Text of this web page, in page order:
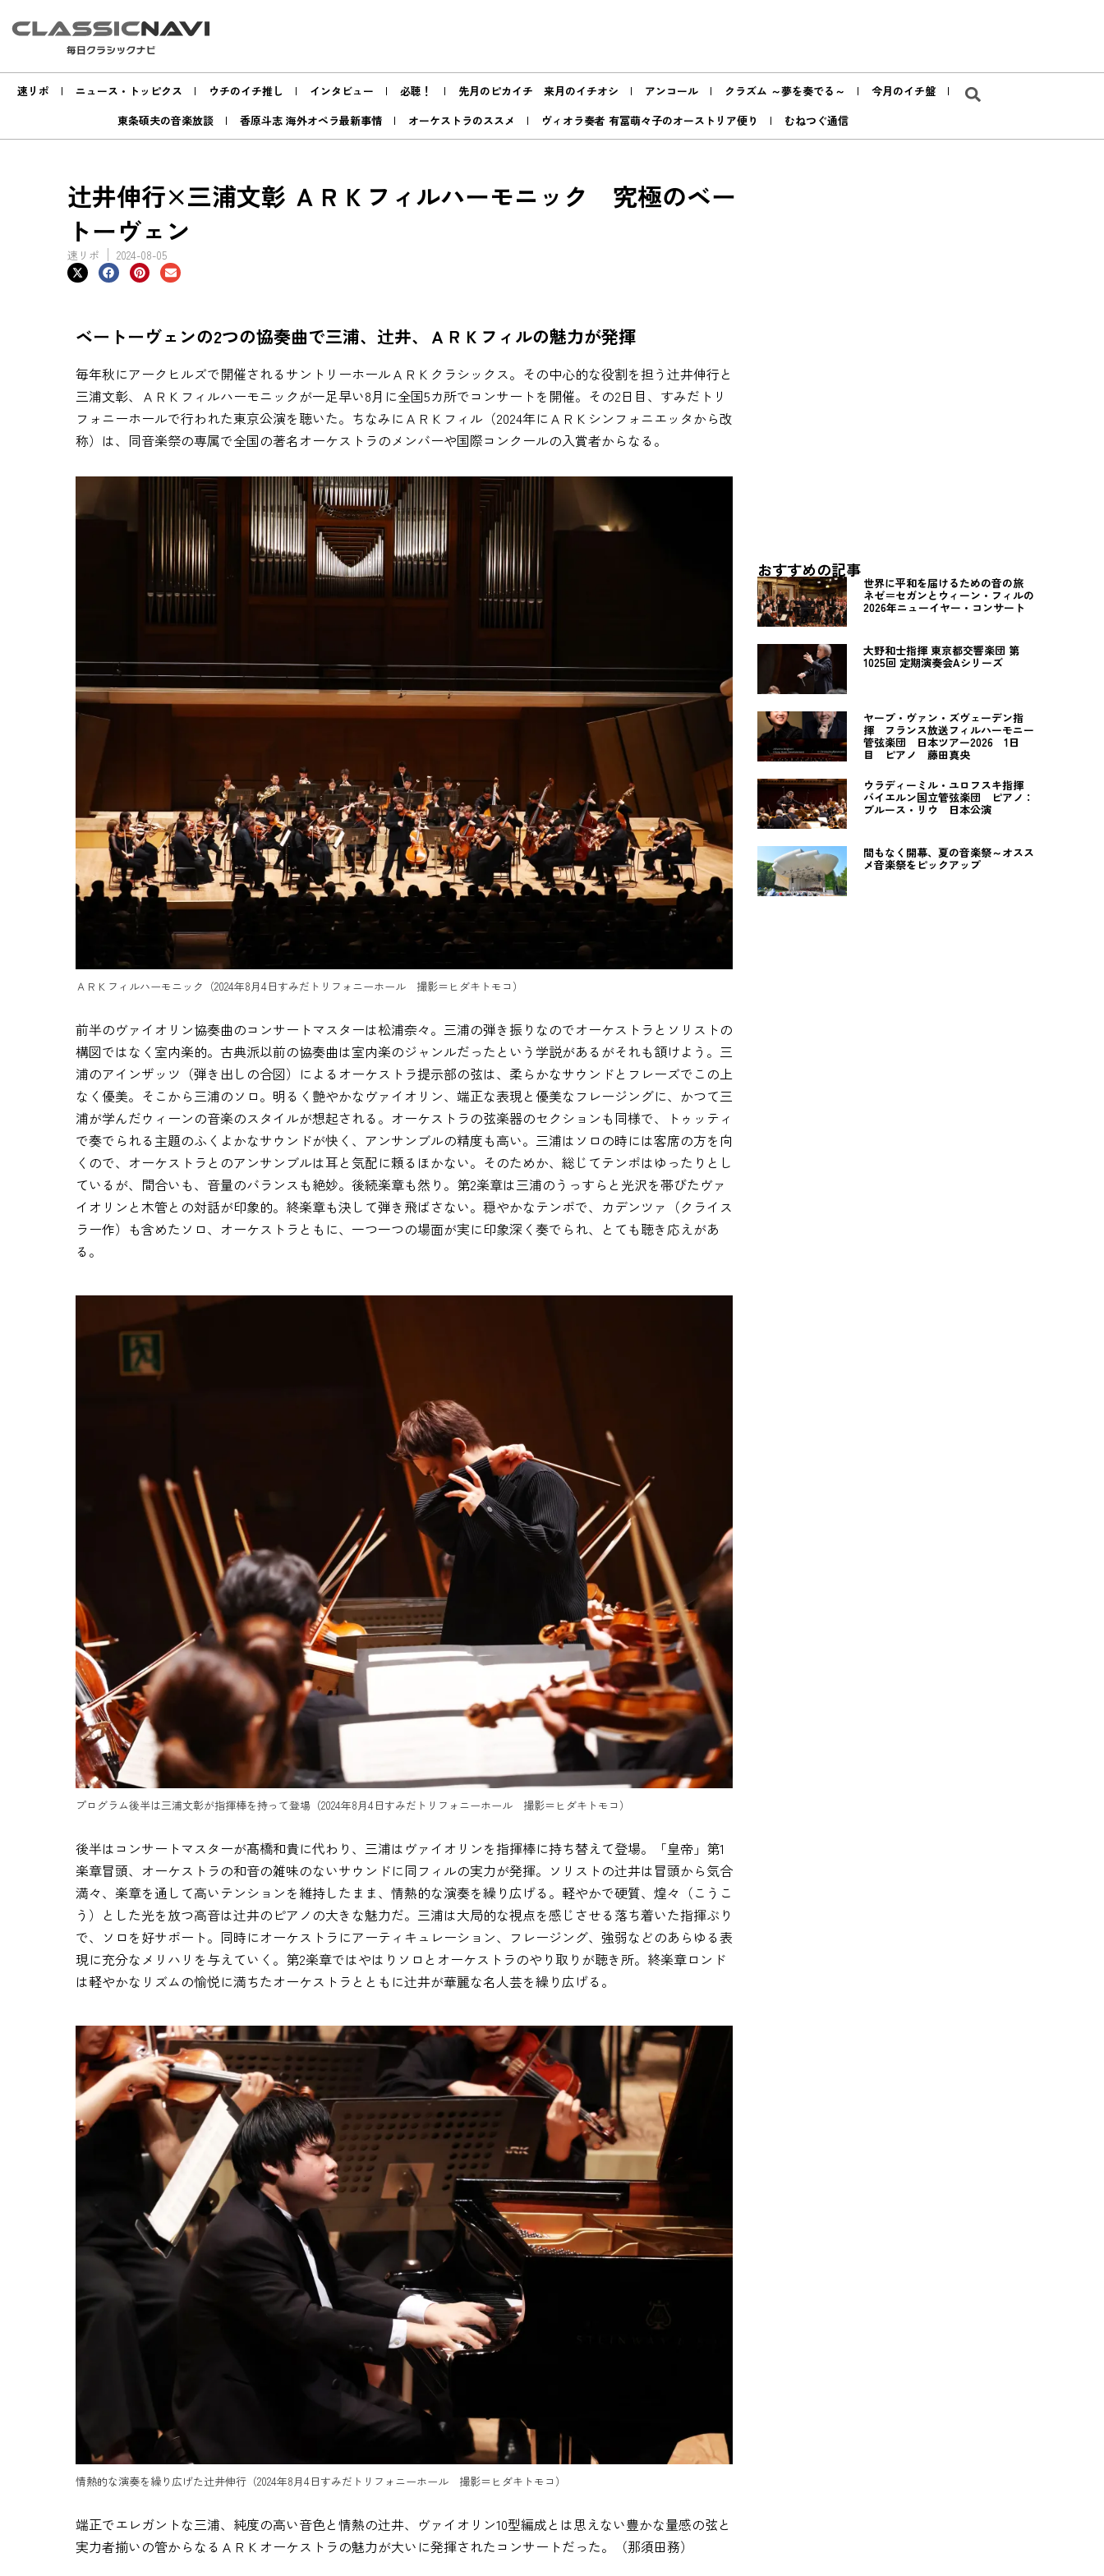
速リポ ニュース・トッピクス ウチのイチ推し インタビュー 必聴！ 先月のピカイチ 来月のイチオシ アンコール クラズム ～夢を奏でる～
今月のイチ盤
東条碩夫の音楽放談
香原斗志 海外オペラ最新事情 オーケストラのススメ ヴィオラ奏者 有冨萌々子のオーストリア便り むねつぐ通信
辻󠄀井伸行×三浦文彰 ＡＲＫフィルハーモニック 究極のベー
トーヴェン
速リポ 2024-08-05
ベートーヴェンの2つの協奏曲で三浦、辻󠄀井、ＡＲＫフィルの魅力が発揮
毎年秋にアークヒルズで開催されるサントリーホールＡＲＫクラシックス。その中心的な役割を担う辻󠄀井伸行と
三浦文彰、ＡＲＫフィルハーモニックが一足早い8月に全国5カ所でコンサートを開催。その2日目、すみだトリ
フォニーホールで行われた東京公演を聴いた。ちなみにＡＲＫフィル（2024年にＡＲＫシンフォニエッタから改
称）は、同音楽祭の専属で全国の著名オーケストラのメンバーや国際コンクールの入賞者からなる。
ＡＲＫフィルハーモニック（2024年8月4日すみだトリフォニーホール 撮影＝ヒダキトモコ）
前半のヴァイオリン協奏曲のコンサートマスターは松浦奈々。三浦の弾き振りなのでオーケストラとソリストの
構図ではなく室内楽的。古典派以前の協奏曲は室内楽のジャンルだったという学説があるがそれも頷けよう。三
浦のアインザッツ（弾き出しの合図）によるオーケストラ提示部の弦は、柔らかなサウンドとフレーズでこの上
なく優美。そこから三浦のソロ。明るく艶やかなヴァイオリン、端正な表現と優美なフレージングに、かつて三
浦が学んだウィーンの音楽のスタイルが想起される。オーケストラの弦楽器のセクションも同様で、トゥッティ
で奏でられる主題のふくよかなサウンドが快く、アンサンブルの精度も高い。三浦はソロの時には客席の方を向
くので、オーケストラとのアンサンブルは耳と気配に頼るほかない。そのためか、総じてテンポはゆったりとし
ているが、間合いも、音量のバランスも絶妙。後続楽章も然り。第2楽章は三浦のうっすらと光沢を帯びたヴァ
イオリンと木管との対話が印象的。終楽章も決して弾き飛ばさない。穏やかなテンポで、カデンツァ（クライス
ラー作）も含めたソロ、オーケストラともに、一つ一つの場面が実に印象深く奏でられ、とても聴き応えがあ
る。
プログラム後半は三浦文彰が指揮棒を持って登場（2024年8月4日すみだトリフォニーホール 撮影＝ヒダキトモコ）
後半はコンサートマスターが髙橋和貴に代わり、三浦はヴァイオリンを指揮棒に持ち替えて登場。「皇帝」第1
楽章冒頭、オーケストラの和音の雑味のないサウンドに同フィルの実力が発揮。ソリストの辻󠄀井は冒頭から気合
満々、楽章を通して高いテンションを維持したまま、情熱的な演奏を繰り広げる。軽やかで硬質、煌々（こうこ
う）とした光を放つ高音は辻󠄀井のピアノの大きな魅力だ。三浦は大局的な視点を感じさせる落ち着いた指揮ぶり
で、ソロを好サポート。同時にオーケストラにアーティキュレーション、フレージング、強弱などのあらゆる表
現に充分なメリハリを与えていく。第2楽章ではやはりソロとオーケストラのやり取りが聴き所。終楽章ロンド
は軽やかなリズムの愉悦に満ちたオーケストラとともに辻󠄀井が華麗な名人芸を繰り広げる。
情熱的な演奏を繰り広げた辻󠄀井伸行（2024年8月4日すみだトリフォニーホール 撮影＝ヒダキトモコ）
端正でエレガントな三浦、純度の高い音色と情熱の辻󠄀井、ヴァイオリン10型編成とは思えない豊かな量感の弦と
実力者揃いの管からなるＡＲＫオーケストラの魅力が大いに発揮されたコンサートだった。（那須田務）
おすすめの記事
世界に平和を届けるための音の旅
ネゼ＝セガンとウィーン・フィルの
2026年ニューイヤー・コンサート
大野和士指揮 東京都交響楽団 第
1025回 定期演奏会Aシリーズ
ヤープ・ヴァン・ズヴェーデン指
揮 フランス放送フィルハーモニー
管弦楽団 日本ツアー2026 1日
目 ピアノ 藤田真央
ウラディーミル・ユロフスキ指揮
バイエルン国立管弦楽団 ピアノ：
ブルース・リウ 日本公演
間もなく開幕、夏の音楽祭～オスス
メ音楽祭をピックアップ